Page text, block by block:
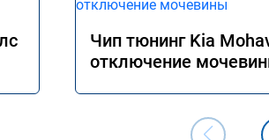
Чип тюнинг Kia
отключение